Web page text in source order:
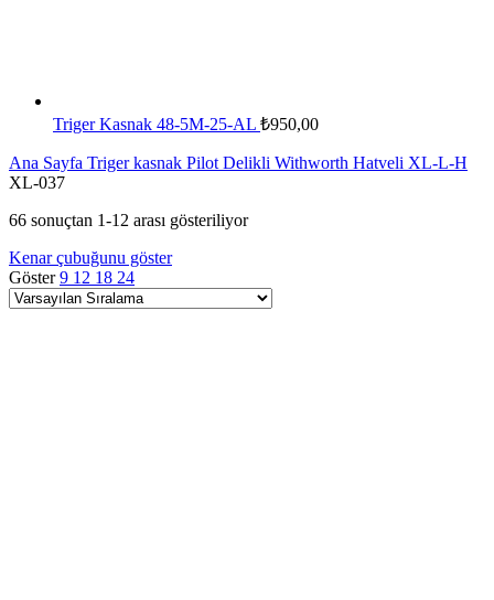
Triger Kasnak 48-5M-25-AL ₺950,00
Ana Sayfa Triger kasnak Pilot Delikli Withworth Hatveli XL-L-H
XL-037
66 sonuçtan 1-12 arası gösteriliyor
Kenar çubuğunu göster
Göster9 12 18 24